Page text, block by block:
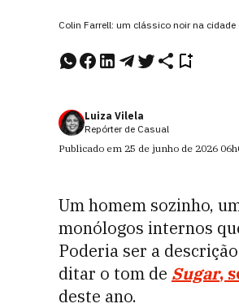
Colin Farrell: um clássico noir na
Luiza Vilela
Repórter de Casual
Publicado em 25 de junho de 2026
Um homem sozinho,
monólogos internos
Poderia ser a
ditar o tom de Sugar,
deste ano.